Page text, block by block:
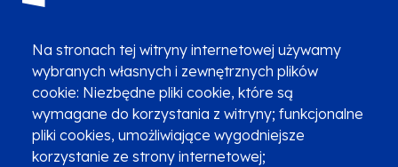
Na stronach tej witryny internetowej używamy
wybranych własnych i zewnętrznych plików
cookie: Niezbędne pliki cookie, które są
wymagane do korzystania z witryny; funkcjonalne
pliki cookies, umożliwiające wygodniejsze
korzystanie ze strony internetowej;
Zgłoszenia podejrzenia niezgodności z KPP i KPON